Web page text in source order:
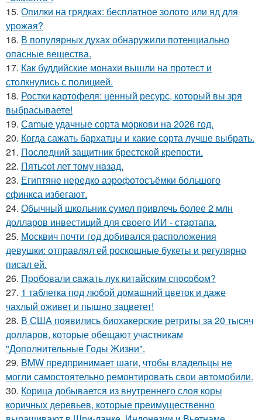
15. Опилки на грядках: бесплатное золото или яд для
урожая?
16. В популярных духах обнаружили потенциально
опасные вещества.
17. Как буддийские монахи вышли на протест и
столкнулись с полицией.
18. Ростки картофеля: ценный ресурс, который вы зря
выбрасываете!
19. Сamые удачные сорта моркови на 2026 год.
20. Когда сажать бархатцы и какие сорта лучше выбрать.
21. Последний защитник брестской крепости.
22. Пятьcot лет тому нaзад.
23. Египтяне нередко аэрофотосъёмки большого
сфинкса избегают.
24. Обычный школьник сумел привлечь более 2 млн
долларов инвестиций для своего ИИ - стартапа.
25. Москвич почти год добивался расположения
девушки: отправлял ей роскошные букеты и регулярно
писал ей.
26. Пpoбовали caжать лук китaйским спocoбом?
27. 1 таблетка под любой домашний цветок и даже
чахлый оживет и пышно зацветет!
28. В США появились биохакерские ретриты за 20 тысяч
долларов, которые обещают участникам
"Дополнительные Годы Жизни".
29. BMW предпринимает шаги, чтобы владельцы не
могли самостоятельно ремонтировать свои автомобили.
30. Корица добывается из внутреннего слоя коры
коричных деревьев, которые преимущественно